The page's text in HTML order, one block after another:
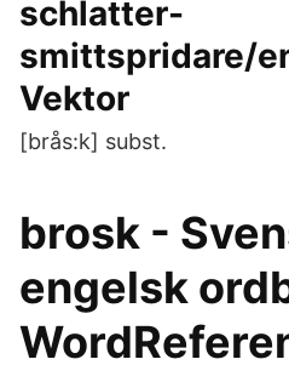
schlatter-
smittspridare/
Vektor
[brås:k] subst.
brosk -
engelsk